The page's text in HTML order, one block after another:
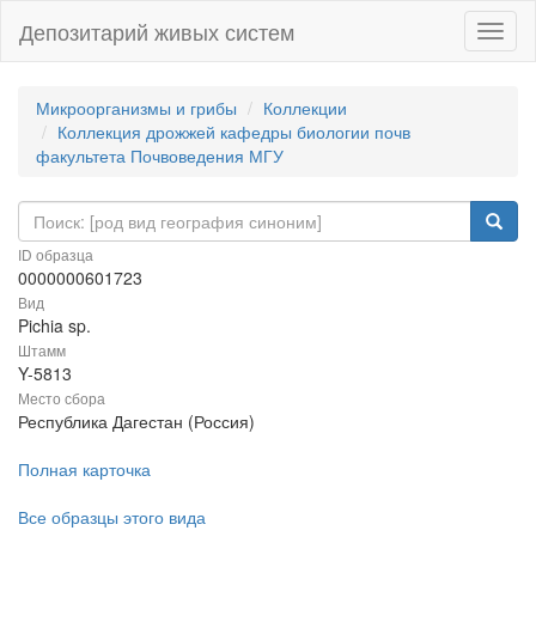
Депозитарий живых систем
Микроорганизмы и грибы
Коллекции
Коллекция дрожжей кафедры биологии почв
факультета Почвоведения МГУ
ID образца
0000000601723
Вид
Pichia sp.
Штамм
Y-5813
Место сбора
Республика Дагестан (Россия)
Полная карточка
Все образцы этого вида